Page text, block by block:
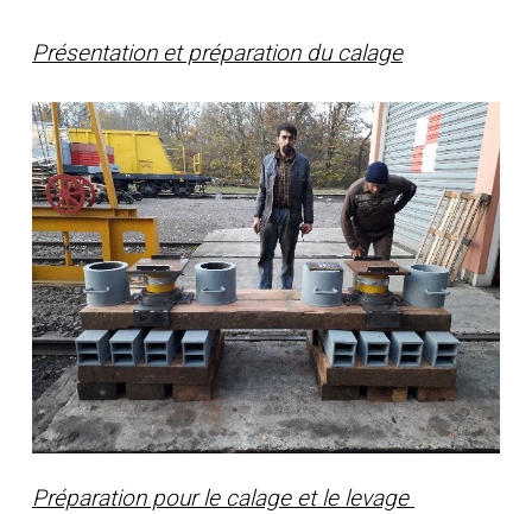
Présentation et préparation du calage
Préparation pour le calage et le levage